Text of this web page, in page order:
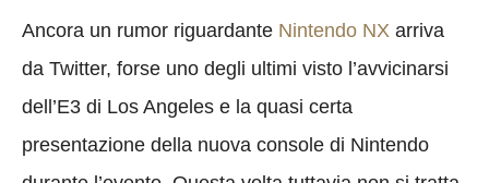
Ancora un rumor riguardante Nintendo NX arriva
da Twitter, forse uno degli ultimi visto l’avvicinarsi
dell’E3 di Los Angeles e la quasi certa
presentazione della nuova console di Nintendo